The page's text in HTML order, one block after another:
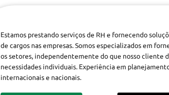
Estamos prestando serviços de RH e fornecendo
de cargos nas empresas. Somos especializados em
os setores, independentemente do que nosso cliente
necessidades individuais. Experiência em
internacionais e nacionais.